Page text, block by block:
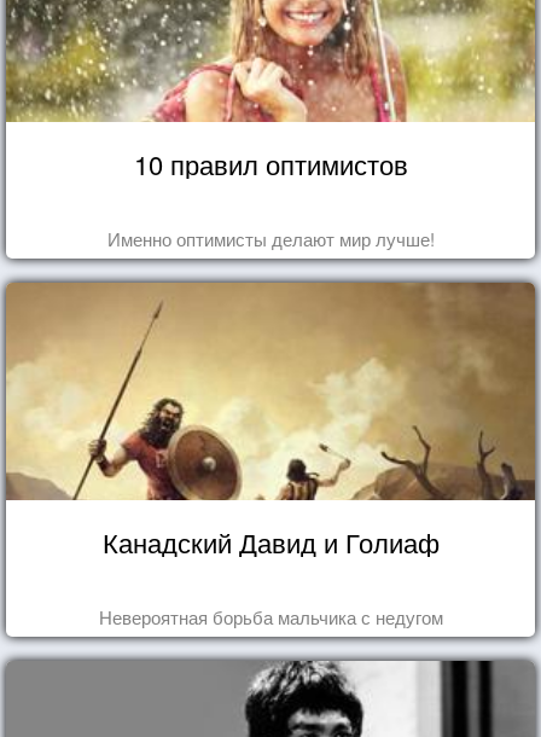
10 правил оптимистов
Именно оптимисты делают мир лучше!
Канадский Давид и Голиаф
Невероятная борьба мальчика с недугом